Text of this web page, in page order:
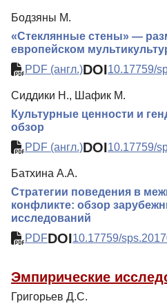
Бодзяны М.
«Стеклянные стены» —
европейском
PDF (англ.)DOI10.17759/
Сиддики Н., Шафик М.
Культурные ценности и
обзор
PDF (англ.)DOI10.17759/
Батхина А.А.
Стратегии поведения в
конфликте: обзор
исследований
PDFDOI10.17759/
Эмпирические
Григорьев Д.С.